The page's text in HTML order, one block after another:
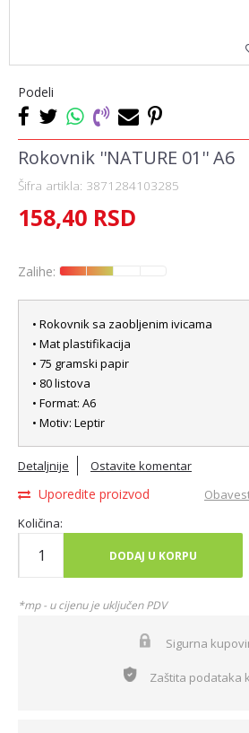
Podeli
Rokovnik ''NATURE 01'' A6
Šifra artikla: 3871284103285
158,40 RSD
Zalihe:
• Rokovnik sa zaobljenim ivicama
• Mat plastifikacija
• 75 gramski papir
• 80 listova
• Format: A6
• Motiv: Leptir
Detaljnije Ostavite komentar
Uporedite proizvod
Količina:
DODAJ U KORPU
*mp - u cijenu je uključen PDV
Sigurna
Zaštita podataka